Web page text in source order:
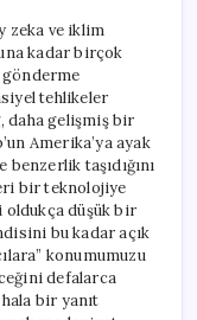
zeka ve iklim
kadar birçok
gönderme
tehlikeler
daha gelişmiş bir
Amerika’ya ayak
taşıdığını
bir teknolojiye
düşük bir
bu kadar açık
konumumuzu
defalarca
bir yanıt